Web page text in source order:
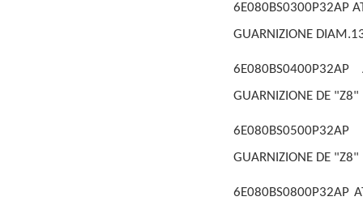
6E080BS0300P32AP
GUARNIZIONE
GUARNIZIONE DE "Z8"
GUARNIZIONE DE "Z8"
6E080BS0800P32AP